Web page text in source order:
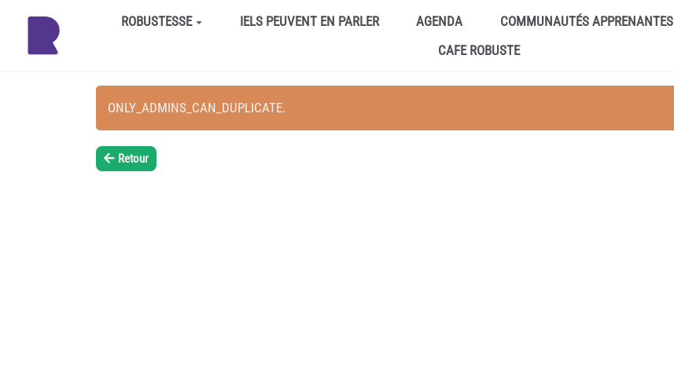
Aller au contenu principalROBUSTESSE IELS PEUVENT EN PARLER AGENDA COMMUNAUTÉS APPRENANTES
CAFE ROBUSTE
ONLY_ADMINS_CAN_DUPLICATE.
Retour